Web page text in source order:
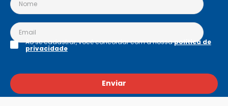
Enviar
Ao se cadastrar, você concordar com a nossapolítica de
privacidade